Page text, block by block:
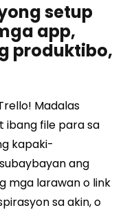
setup
app,
produktibo,
Madalas
ibang file para sa
kapaki-
ang
mga larawan o link
sa akin, o